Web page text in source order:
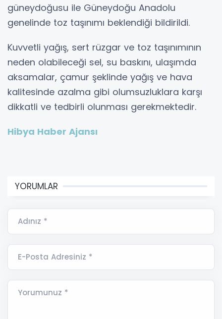
güneydoğusu ile Güneydoğu Anadolu
genelinde toz taşınımı beklendiği bildirildi.
Kuvvetli yağış, sert rüzgar ve toz taşınımının
neden olabileceği sel, su baskını, ulaşımda
aksamalar, çamur şeklinde yağış ve hava
kalitesinde azalma gibi olumsuzluklara karşı
dikkatli ve tedbirli olunması gerekmektedir.
Hibya Haber Ajansı
YORUMLAR
Adınız *
E-Posta Adresiniz *
Yorumunuz *